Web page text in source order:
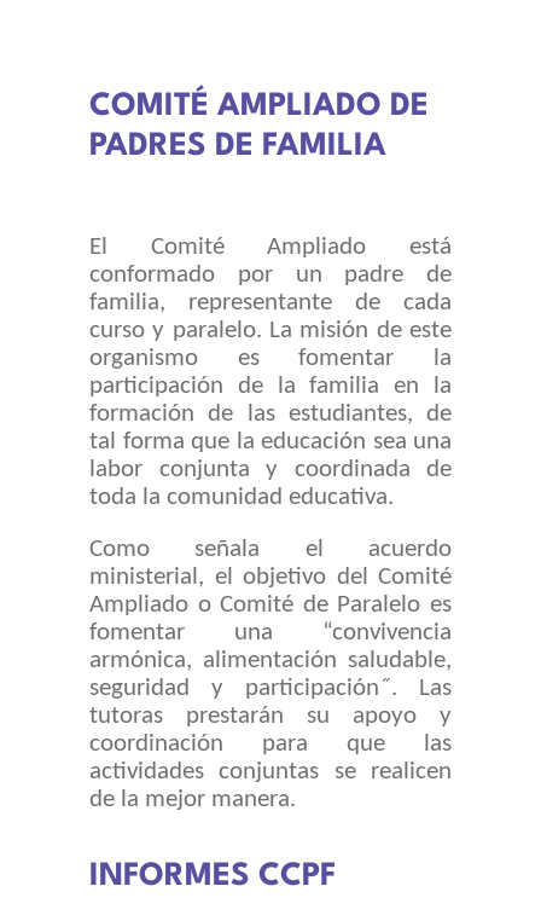
COMITÉ AMPLIADO DE
PADRES DE FAMILIA
El Comité Ampliado está
conformado por un padre de
familia, representante de cada
curso y paralelo. La misión de este
organismo es fomentar la
participación de la familia en la
formación de las estudiantes, de
tal forma que la educación sea una
labor conjunta y coordinada de
toda la comunidad educativa.
Como señala el acuerdo
ministerial, el objetivo del Comité
Ampliado o Comité de Paralelo es
fomentar una “convivencia
armónica, alimentación saludable,
seguridad y participación˝. Las
tutoras prestarán su apoyo y
coordinación para que las
actividades conjuntas se realicen
de la mejor manera.
INFORMES CCPF